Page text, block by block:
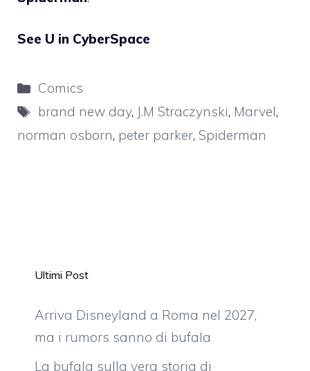
See U in CyberSpace
Categorie
Comics
Tag
brand new day, J.M Straczynski, Marvel,
norman osborn, peter parker, Spiderman
Ultimi Post
Arriva Disneyland a Roma nel 2027,
ma i rumors sanno di bufala
La bufala sulla vera storia di